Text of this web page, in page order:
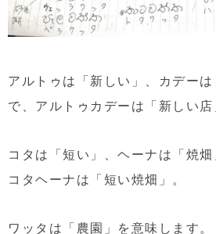
アルトゥは「新しい」、カデー
で、アルトゥカデーは「新しい店
コタは「短い」、ヘーナは「焼畑
コタヘーナは「短い焼畑」。
ワッタは「農園」を意味します。